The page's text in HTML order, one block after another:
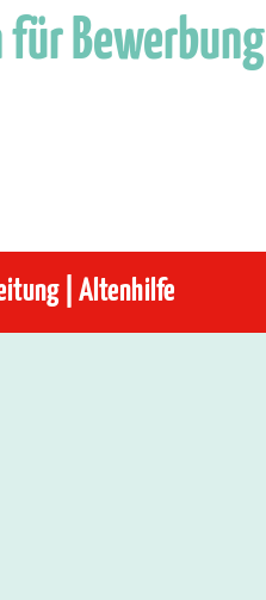
Bewerbung
| Altenhilfe